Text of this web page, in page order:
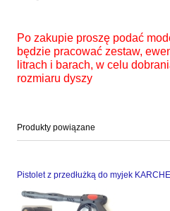
Po zakupie proszę podać
będzie pracować zestaw,
litrach i barach, w celu
rozmiaru dyszy
Produkty powiązane
Pistolet z przedłużką do myjek